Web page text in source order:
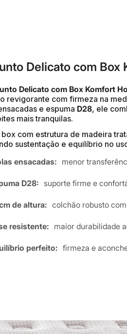
Delicato com Box
Delicato com Box Komfort
revigorante com firmeza na
e espuma D28, ele
mais tranquilas.
box com estrutura de madeira
sustentação e equilíbrio no
ensacadas: menor
D28: suporte firme e
de altura: colchão robusto
resistente: maior durabilidade
perfeito: firmeza e